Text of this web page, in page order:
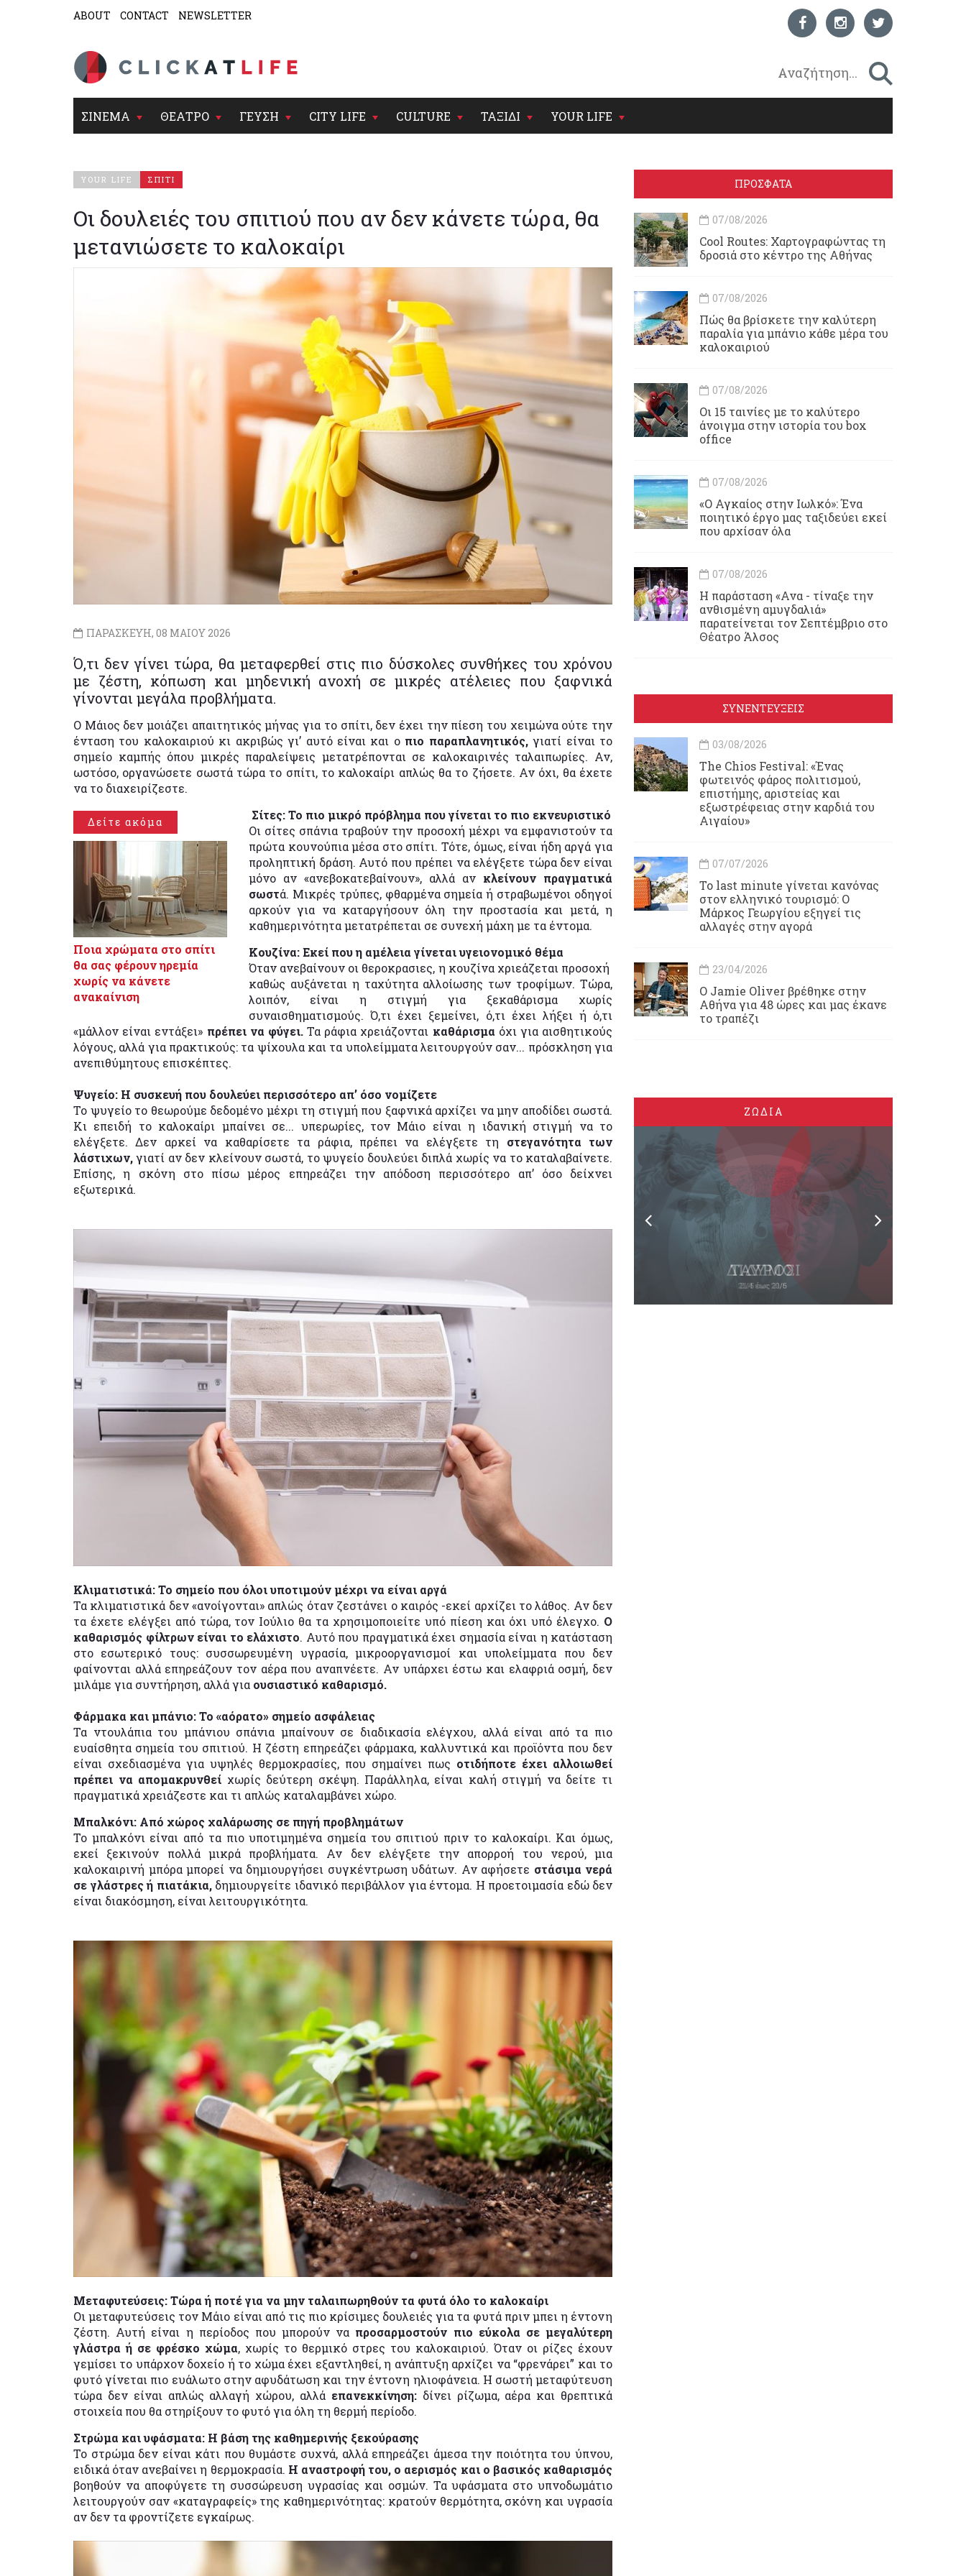
ABOUT CONTACT NEWSLETTER
ΣΙΝΕΜΑ ΘΕΑΤΡΟ ΓΕΥΣΗ CITY LIFE CULTURE ΤΑΞΙΔΙ YOUR LIFE
YOUR LIFE ΣΠΙΤΙ
Οι δουλειές του σπιτιού που αν δεν κάνετε τώρα, θα
μετανιώσετε το καλοκαίρι
ΠΑΡΑΣΚΕΥΗ, 08 ΜΑΙΟΥ 2026
Ό,τι δεν γίνει τώρα, θα μεταφερθεί στις πιο δύσκολες συνθήκες του χρόνου
με ζέστη, κόπωση και μηδενική ανοχή σε μικρές ατέλειες που ξαφνικά
γίνονται μεγάλα προβλήματα.
Ο Μάιος δεν μοιάζει απαιτητικός μήνας για το σπίτι, δεν έχει την πίεση του χειμώνα ούτε την
ένταση του καλοκαιριού κι ακριβώς γι’ αυτό είναι και ο πιο παραπλανητικός,γιατί είναι το
σημείο καμπής όπου μικρές παραλείψεις μετατρέπονται σε καλοκαιρινές ταλαιπωρίες. Αν,
ωστόσο, οργανώσετε σωστά τώρα το σπίτι, το καλοκαίρι απλώς θα το ζήσετε. Αν όχι, θα έχετε
να το διαχειρίζεστε.
Δείτε ακόμα
Ποια χρώματα στο σπίτι
θα σας φέρουν ηρεμία
χωρίς να κάνετε
ανακαίνιση
Σίτες: Το πιο μικρό πρόβλημα που γίνεται το πιο εκνευριστικό
Οι σίτες σπάνια τραβούν την προσοχή μέχρι να εμφανιστούν τα
πρώτα κουνούπια μέσα στο σπίτι. Τότε, όμως, είναι ήδη αργά για
προληπτική δράση. Αυτό που πρέπει να ελέγξετε τώρα δεν είναι
μόνο αν «ανεβοκατεβαίνουν», αλλά αν κλείνουν πραγματικά
σωστά. Μικρές τρύπες, φθαρμένα σημεία ή στραβωμένοι οδηγοί
αρκούν για να καταργήσουν όλη την προστασία και μετά, η
καθημερινότητα μετατρέπεται σε συνεχή μάχη με τα έντομα.
Κουζίνα: Εκεί που η αμέλεια γίνεται υγειονομικό θέμα
Όταν ανεβαίνουν οι θεροκρασιες, η κουζίνα χριεάζεται προσοχή ​
καθώς αυξάνεται η ταχύτητα αλλοίωσης των τροφίμων. Τώρα,
λοιπόν, είναι η στιγμή για ξεκαθάρισμα χωρίς
συναισθηματισμούς. Ό,τι έχει ξεμείνει, ό,τι έχει λήξει ή ό,τι
«μάλλον είναι εντάξει» πρέπει να φύγει.Τα ράφια χρειάζονται καθάρισμα όχι για αισθητικούς
λόγους, αλλά για πρακτικούς: τα ψίχουλα και τα υπολείμματα λειτουργούν σαν... πρόσκληση για
ανεπιθύμητους επισκέπτες.
Ψυγείο: Η συσκευή που δουλεύει περισσότερο απ’ όσο νομίζετε
Το ψυγείο το θεωρούμε δεδομένο μέχρι τη στιγμή που ξαφνικά αρχίζει να μην αποδίδει σωστά.
Κι επειδή το καλοκαίρι μπαίνει σε... υπερωρίες, τον Μάιο είναι η ιδανική στιγμή να το
ελέγξετε. Δεν αρκεί να καθαρίσετε τα ράφια, πρέπει να ελέγξετε τη στεγανότητα των
λάστιχων,γιατί αν δεν κλείνουν σωστά, το ψυγείο δουλεύει διπλά χωρίς να το καταλαβαίνετε.
Επίσης, η σκόνη στο πίσω μέρος επηρεάζει την απόδοση περισσότερο απ’ όσο δείχνει
εξωτερικά.
Κλιματιστικά: Το σημείο που όλοι υποτιμούν μέχρι να είναι αργά
Τα κλιματιστικά δεν «ανοίγονται» απλώς όταν ζεστάνει ο καιρός -εκεί αρχίζει το λάθος. Αν δεν
τα έχετε ελέγξει από τώρα, τον Ιούλιο θα τα χρησιμοποιείτε υπό πίεση και όχι υπό έλεγχο. Ο
καθαρισμός φίλτρων είναι το ελάχιστο. Αυτό που πραγματικά έχει σημασία είναι η κατάσταση
στο εσωτερικό τους: συσσωρευμένη υγρασία, μικροοργανισμοί και υπολείμματα που δεν
φαίνονται αλλά επηρεάζουν τον αέρα που αναπνέετε. Αν υπάρχει έστω και ελαφριά οσμή, δεν
μιλάμε για συντήρηση, αλλά για ουσιαστικό καθαρισμό.
Φάρμακα και μπάνιο: Το «αόρατο» σημείο ασφάλειας
Τα ντουλάπια του μπάνιου σπάνια μπαίνουν σε διαδικασία ελέγχου, αλλά είναι από τα πιο
ευαίσθητα σημεία του σπιτιού. Η ζέστη επηρεάζει φάρμακα, καλλυντικά και προϊόντα που δεν
είναι σχεδιασμένα για υψηλές θερμοκρασίες, που σημαίνει πως οτιδήποτε έχει αλλοιωθεί
πρέπει να απομακρυνθεί χωρίς δεύτερη σκέψη. Παράλληλα, είναι καλή στιγμή να δείτε τι
πραγματικά χρειάζεστε και τι απλώς καταλαμβάνει χώρο.
Μπαλκόνι: Από χώρος χαλάρωσης σε πηγή προβλημάτων
Το μπαλκόνι είναι από τα πιο υποτιμημένα σημεία του σπιτιού πριν το καλοκαίρι. Και όμως,
εκεί ξεκινούν πολλά μικρά προβλήματα. Αν δεν ελέγξετε την απορροή του νερού, μια
καλοκαιρινή μπόρα μπορεί να δημιουργήσει συγκέντρωση υδάτων. Αν αφήσετε στάσιμα νερά
σε γλάστρες ή πιατάκια, δημιουργείτε ιδανικό περιβάλλον για έντομα. Η προετοιμασία εδώ δεν
είναι διακόσμηση, είναι λειτουργικότητα.
Μεταφυτεύσεις: Τώρα ή ποτέ για να μην ταλαιπωρηθούν τα φυτά όλο το καλοκαίρι
Οι μεταφυτεύσεις τον Μάιο είναι από τις πιο κρίσιμες δουλειές για τα φυτά πριν μπει η έντονη
ζέστη. Αυτή είναι η περίοδος που μπορούν να προσαρμοστούν πιο εύκολα σε μεγαλύτερη
γλάστρα ή σε φρέσκο χώμα, χωρίς το θερμικό στρες του καλοκαιριού. Όταν οι ρίζες έχουν
γεμίσει το υπάρχον δοχείο ή το χώμα έχει εξαντληθεί, η ανάπτυξη αρχίζει να “φρενάρει” και το
φυτό γίνεται πιο ευάλωτο στην αφυδάτωση και την έντονη ηλιοφάνεια. Η σωστή μεταφύτευση
τώρα δεν είναι απλώς αλλαγή χώρου, αλλά επανεκκίνηση:δίνει ρίζωμα, αέρα και θρεπτικά
στοιχεία που θα στηρίξουν το φυτό για όλη τη θερμή περίοδο.
Στρώμα και υφάσματα: Η βάση της καθημερινής ξεκούρασης
Το στρώμα δεν είναι κάτι που θυμάστε συχνά, αλλά επηρεάζει άμεσα την ποιότητα του ύπνου,
ειδικά όταν ανεβαίνει η θερμοκρασία. Η αναστροφή του, ο αερισμός και ο βασικός καθαρισμός
βοηθούν να αποφύγετε τη συσσώρευση υγρασίας και οσμών. Τα υφάσματα στο υπνοδωμάτιο
λειτουργούν σαν «καταγραφείς» της καθημερινότητας: κρατούν θερμότητα, σκόνη και υγρασία
αν δεν τα φροντίζετε εγκαίρως.
ΠΡΟΣΦΑΤΑ
07/08/2026
Cool Routes: Χαρτογραφώντας τη
δροσιά στο κέντρο της Αθήνας
07/08/2026
Πώς θα βρίσκετε την καλύτερη
παραλία για μπάνιο κάθε μέρα του
καλοκαιριού
07/08/2026
Οι 15 ταινίες με το καλύτερο
άνοιγμα στην ιστορία του box
office
07/08/2026
«Ο Αγκαίος στην Ιωλκό»: Ένα
ποιητικό έργο μας ταξιδεύει εκεί
που αρχίσαν όλα
07/08/2026
Η παράσταση «Ανα - τίναξε την
ανθισμένη αμυγδαλιά»
παρατείνεται τον Σεπτέμβριο στο
Θέατρο Άλσος
ΣΥΝΕΝΤΕΥΞΕΙΣ
03/08/2026
Τhe Chios Festival: «Ένας
φωτεινός φάρος πολιτισμού,
επιστήμης, αριστείας και
εξωστρέφειας στην καρδιά του
Αιγαίου»
07/07/2026
Το last minute γίνεται κανόνας
στον ελληνικό τουρισμό: Ο
Μάρκος Γεωργίου εξηγεί τις
αλλαγές στην αγορά
23/04/2026
Ο Jamie Oliver βρέθηκε στην
Αθήνα για 48 ώρες και μας έκανε
το τραπέζι
ΖΩΔΙΑ